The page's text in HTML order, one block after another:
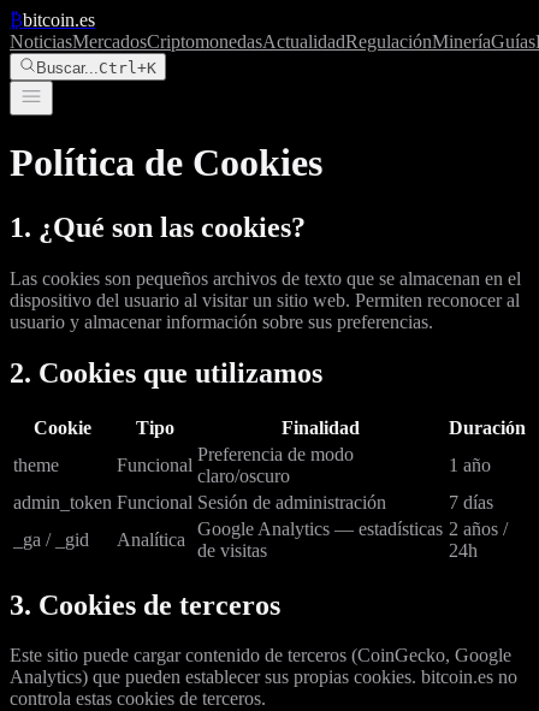
₿bitcoin.es
NoticiasMercadosCriptomonedasActualidadRegulaciónMineríaGuías
Buscar...Ctrl+K
Política de Cookies
1. ¿Qué son las cookies?
Las cookies son pequeños archivos de texto que se almacenan en el
dispositivo del usuario al visitar un sitio web. Permiten reconocer al
usuario y almacenar información sobre sus preferencias.
2. Cookies que utilizamos
Cookie Tipo Finalidad
Duración
theme
Funcional
Preferencia de modo
claro/oscuro
1 año
admin_token Funcional Sesión de administración
7 días
_ga / _gid
Analítica
Google Analytics — estadísticas
de visitas
2 años /
24h
3. Cookies de terceros
Este sitio puede cargar contenido de terceros (CoinGecko, Google
Analytics) que pueden establecer sus propias cookies. bitcoin.es no
controla estas cookies de terceros.